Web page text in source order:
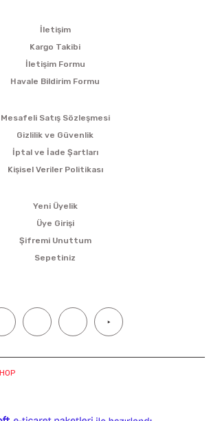
İletişim
Kargo Takibi
İletişim Formu
Havale Bildirim Formu
Mesafeli Satış Sözleşmesi
Gizlilik ve Güvenlik
İptal ve İade Şartları
Kişisel Veriler Politikası
Yeni Üyelik
Üye Girişi
Şifremi Unuttum
Sepetiniz
Tüm hakları saklıdır. Kredi kartı bilgileriniz